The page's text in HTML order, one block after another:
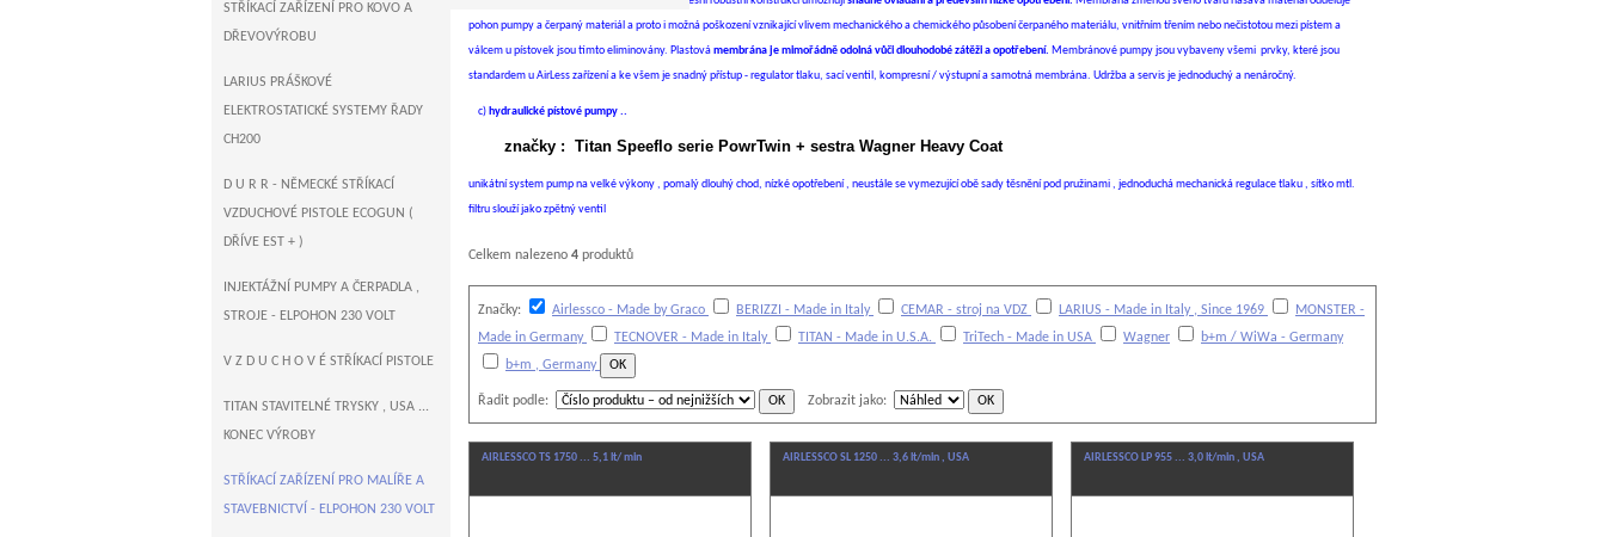
pohon pumpy a čerpaný materiál a proto i možná poškození vznikající vlivem mechanického a chemického působení čerpaného materiálu, vnitřním třením nebo nečistotou mezi pístem a
válcem u pístovek jsou tímto eliminovány. Plastovámembrána je mimořádně odolná vůči dlouhodobé zátěži a opotřebení. Membránové pumpy jsou vybaveny všemi prvky, které jsou
standardem u AirLess zařízení a ke všem je snadný přístup - regulator tlaku, sací ventil, kompresní / výstupní a samotná membrána. Udržba a servis je jednoduchý a nenáročný.
c) hydraulické pístové pumpy ..
značky : Titan Speeflo serie PowrTwin + sestra Wagner Heavy Coat
unikátní system pump na velké výkony , pomalý dlouhý chod, nízké opotřebení , neustále se vymezující obě sady těsnění pod pružinami , jednoduchá mechanická regulace tlaku , sítko mtl.
filtru slouží jako zpětný ventil
Celkem nalezeno 4 produktů
Značky: Airlessco - Made by Graco BERIZZI - Made in Italy CEMAR - stroj na VDZ LARIUS - Made in Italy , Since 1969
MONSTER -
Made in Germany
TECNOVER - Made in Italy TITAN - Made in U.S.A. TriTech - Made in USA Wagner
b+m / WiWa - Germany
b+m , Germany
Řadit podle: Zobrazit jako:
AIRLESSCO TS 1750 ... 5,1 lt/ min AIRLESSCO SL 1250 ... 3,6 lt/min , USA AIRLESSCO LP 955 ... 3,0 lt/min , USA
STŘÍKACÍ ZAŘÍZENÍ PRO KOVO A
DŘEVOVÝROBU
LARIUS PRÁŠKOVÉ
ELEKTROSTATICKÉ SYSTEMY ŘADY
CH200
D U R R - NĚMECKÉ STŘÍKACÍ
VZDUCHOVÉ PISTOLE ECOGUN (
DŘÍVE EST + )
INJEKTÁŽNÍ PUMPY A ČERPADLA ,
STROJE - ELPOHON 230 VOLT
V Z D U C H O V É STŘÍKACÍ PISTOLE
TITAN STAVITELNÉ TRYSKY , USA ...
KONEC VÝROBY
STŘÍKACÍ ZAŘÍZENÍ PRO MALÍŘE A
STAVEBNICTVÍ - ELPOHON 230 VOLT